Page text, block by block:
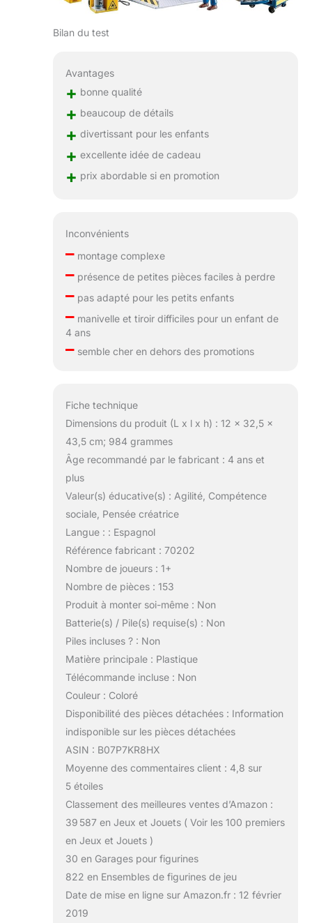
Bilan du test
Avantages
+ bonne qualité
+ beaucoup de détails
+ divertissant pour les enfants
+ excellente idée de cadeau
+ prix abordable si en promotion
Inconvénients
–montage complexe
–présence de petites pièces faciles à perdre
–pas adapté pour les petits enfants
–manivelle et tiroir difficiles pour un enfant de
4 ans
–semble cher en dehors des promotions
Fiche technique
Dimensions du produit (L x l x h) : 12 x 32,5 x
43,5 cm; 984 grammes
Âge recommandé par le fabricant : 4 ans et
plus
Valeur(s) éducative(s) : Agilité, Compétence
sociale, Pensée créatrice
Langue : : Espagnol
Référence fabricant : 70202
Nombre de joueurs : 1+
Nombre de pièces : 153
Produit à monter soi-même : Non
Batterie(s) / Pile(s) requise(s) : Non
Piles incluses ? : Non
Matière principale : Plastique
Télécommande incluse : Non
Couleur : Coloré
Disponibilité des pièces détachées : Information
indisponible sur les pièces détachées
ASIN : B07P7KR8HX
Moyenne des commentaires client : 4,8 sur
5 étoiles
Classement des meilleures ventes d’Amazon :
39 587 en Jeux et Jouets ( Voir les 100 premiers
en Jeux et Jouets )
30 en Garages pour figurines
822 en Ensembles de figurines de jeu
Date de mise en ligne sur Amazon.fr : 12 février
2019